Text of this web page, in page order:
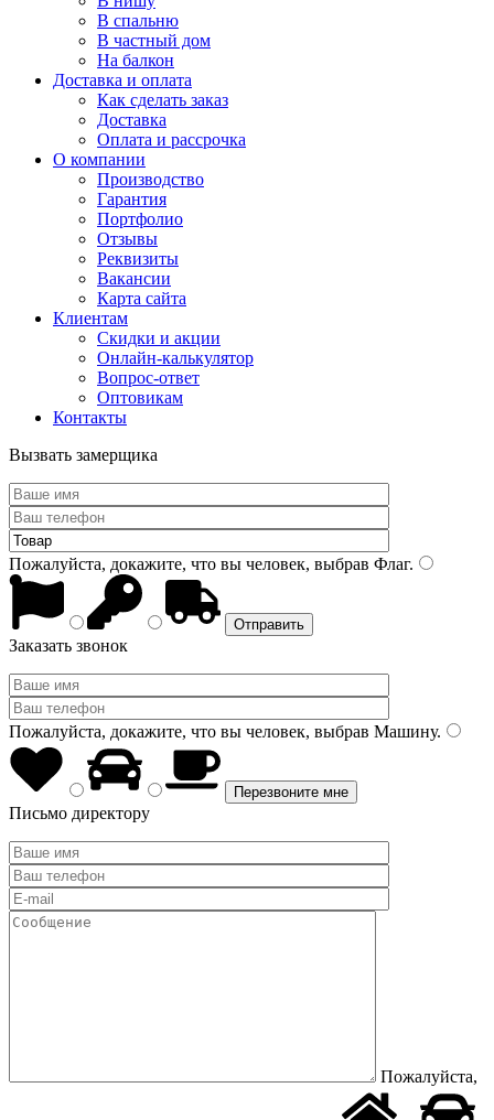
В спальню
В частный дом
На балкон
Доставка и оплата
Как сделать заказ
Доставка
Оплата и рассрочка
О компании
Производство
Гарантия
Портфолио
Отзывы
Реквизиты
Вакансии
Карта сайта
Клиентам
Скидки и акции
Онлайн-калькулятор
Вопрос-ответ
Оптовикам
Контакты
Вызвать замерщика
Пожалуйста, докажите, что вы человек, выбрав Флаг.
Заказать звонок
Пожалуйста, докажите, что вы человек, выбрав Машину.
Письмо директору
Пожалуйста,